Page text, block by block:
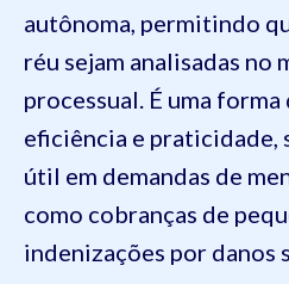
autônoma, permitindo
réu sejam analisadas no
processual. É uma
eficiência e praticidade,
útil em demandas de
como cobranças de
indenizações por danos